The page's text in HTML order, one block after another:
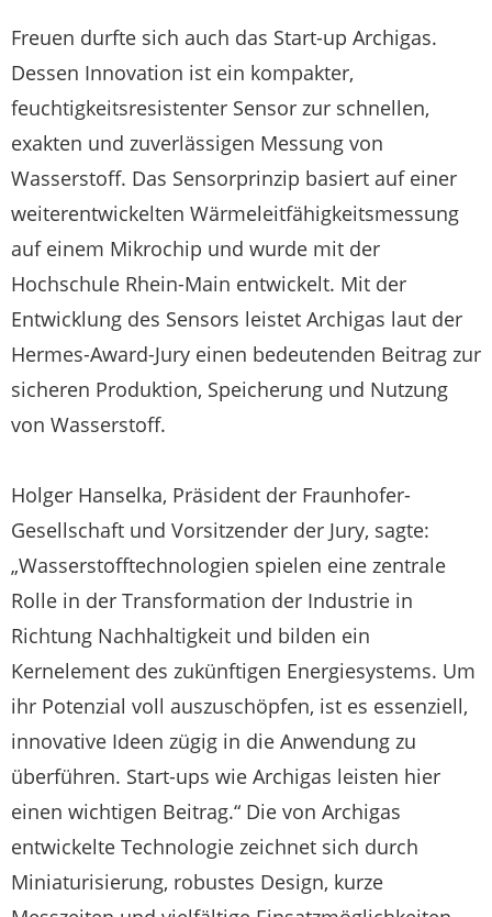
Freuen durfte sich auch das Start-up Archigas.
Dessen Innovation ist ein kompakter,
feuchtigkeitsresistenter Sensor zur schnellen,
exakten und zuverlässigen Messung von
Wasserstoff. Das Sensorprinzip basiert auf einer
weiterentwickelten Wärmeleitfähigkeitsmessung
auf einem Mikrochip und wurde mit der
Hochschule Rhein-Main entwickelt. Mit der
Entwicklung des Sensors leistet Archigas laut der
Hermes-Award-Jury einen bedeutenden Beitrag zur
sicheren Produktion, Speicherung und Nutzung
von Wasserstoff.
Holger Hanselka, Präsident der Fraunhofer-
Gesellschaft und Vorsitzender der Jury, sagte:
„Wasserstofftechnologien spielen eine zentrale
Rolle in der Transformation der Industrie in
Richtung Nachhaltigkeit und bilden ein
Kernelement des zukünftigen Energiesystems. Um
ihr Potenzial voll auszuschöpfen, ist es essenziell,
innovative Ideen zügig in die Anwendung zu
überführen. Start-ups wie Archigas leisten hier
einen wichtigen Beitrag.“ Die von Archigas
entwickelte Technologie zeichnet sich durch
Miniaturisierung, robustes Design, kurze